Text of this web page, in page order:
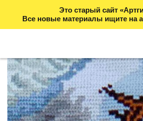
Это старый сайт
Все новые материалы ищите на